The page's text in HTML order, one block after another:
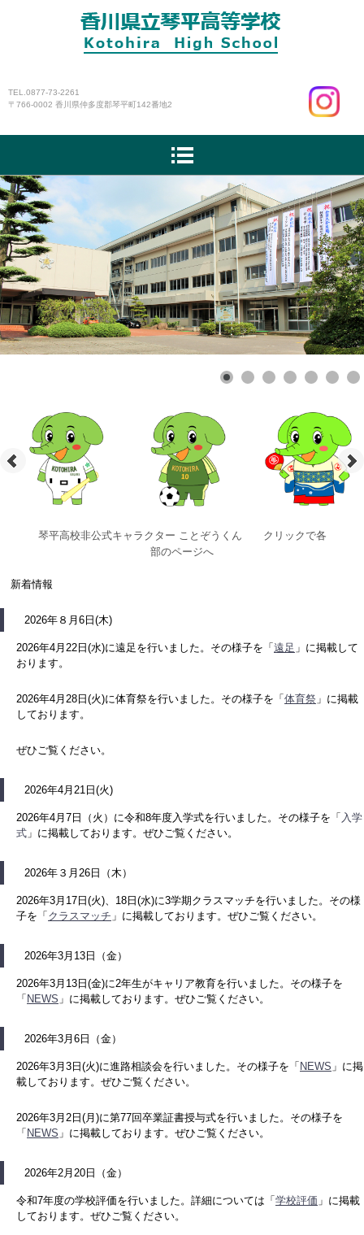
ページ
TEL.0877-73-2261
〒766-0002 香川県仲多度郡琴平町142番地2
琴平高校非公式キャラクター ことぞうくん クリックで各
部のページへ
新着情報
2026年８月6日(木)
2026年4月22日(水)に遠足を行いました。その様子を「遠足 」に掲載して
おります。
2026年4月28日(火)に体育祭を行いました。その様子を「体育祭 」に掲載
しております。
ぜひご覧ください。
2026年4月21日(火)
2026年4月7日（火）に令和8年度入学式を行いました。その様子を「 入学
式 」に掲載しております。ぜひご覧ください。
2026年３月26日（木）
2026年3月17日(火)、18日(水)に3学期クラスマッチを行いました。その様
子を「クラスマッチ 」に掲載しております。ぜひご覧ください。
2026年3月13日（金）
2026年3月13日(金)に2年生がキャリア教育を行いました。その様子を
「NEWS 」に掲載しております。ぜひご覧ください。
2026年3月6日（金）
2026年3月3日(火)に進路相談会を行いました。その様子を「NEWS 」に掲
載しております。ぜひご覧ください。
2026年3月2日(月)に第77回卒業証書授与式を行いました。その様子を
「NEWS 」に掲載しております。ぜひご覧ください。
2026年2月20日（金）
令和7年度の学校評価を行いました。詳細については「学校評価 」に掲載
しております。ぜひご覧ください。